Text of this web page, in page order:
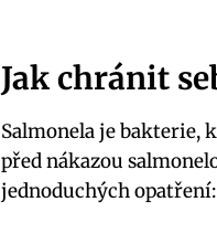
Jak chránit
Salmonela je bakterie,
před nákazou
jednoduchých opatření: